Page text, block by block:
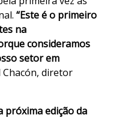
“Este é o primeiro
na
consideramos
setor em
Chacón, diretor
próxima edição da